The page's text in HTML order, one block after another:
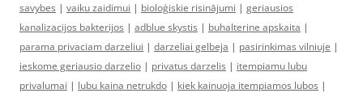
savybes | vaiku zaidimui | bioloģiskie risinājumi | geriausios
kanalizacijos bakterijos | adblue skystis | buhalterine apskaita |
parama privaciam darzeliui | darzeliai gelbeja | pasirinkimas vilniuje |
ieskome geriausio darzelio | privatus darzelis | itempiamu lubu
privalumai | lubu kaina netrukdo | kiek kainuoja itempiamos lubos |